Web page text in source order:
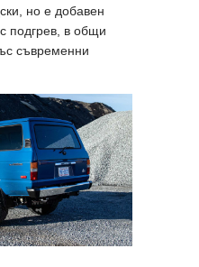
но е добавен
подгрев, в общи
съвременни